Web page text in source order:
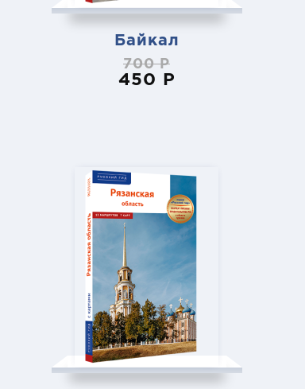
Байкал
700 Р
450 Р